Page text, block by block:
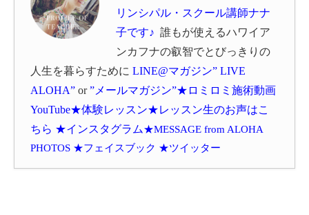
リンシパル・スクール講師ナナ
子です♪ 誰もが使えるハワイア
ンカフナの叡智でとびっきりの
人生を暮らすために LINE@マガジン” LIVE
ALOHA” or ”メールマガジン”★ ロミロミ施術動画
YouTube★体験レッスン★レッスン生のお声はこ
ちら ★インスタグラム★MESSAGE from ALOHA
PHOTOS ★フェイスブック ★ツイッター